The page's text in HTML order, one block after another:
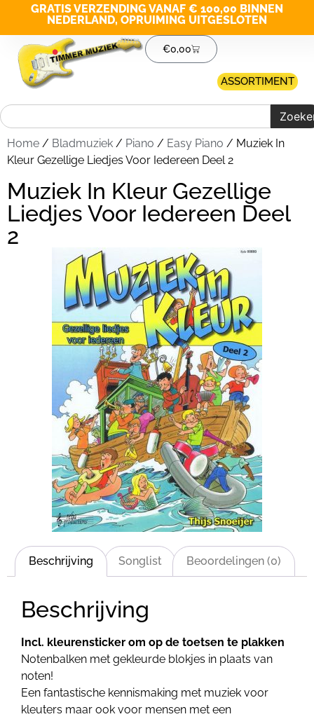
GRATIS VERZENDING VANAF € 100,00 BINNEN
NEDERLAND, OPRUIMING UITGESLOTEN
€0,00
ASSORTIMENT
Home / Bladmuziek / Piano / Easy Piano / Muziek In
Kleur Gezellige Liedjes Voor Iedereen Deel 2
Muziek In Kleur Gezellige
Liedjes Voor Iedereen Deel
2
Beschrijving Songlist Beoordelingen (0)
Beschrijving
Incl. kleurensticker om op de toetsen te plakken
Notenbalken met gekleurde blokjes in plaats van
noten!
Een fantastische kennismaking met muziek voor
kleuters maar ook voor mensen met een